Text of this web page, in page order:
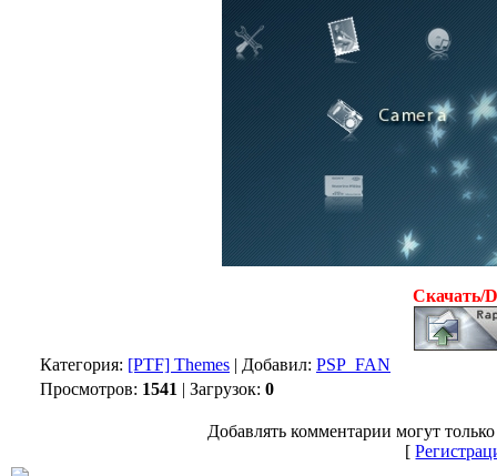
Скачать/
Категория: [PTF] Themes | Добавил: PSP_FAN
Просмотров: 1541 | Загрузок: 0
Добавлять комментарии могут
[